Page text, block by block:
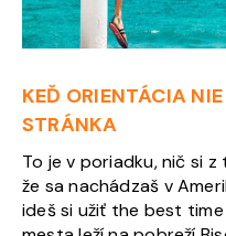
KEĎ ORIENTÁCIA
STRÁNKA
To je v poriadku, nič si z
že sa nachádzaš v
ideš si užiť the best